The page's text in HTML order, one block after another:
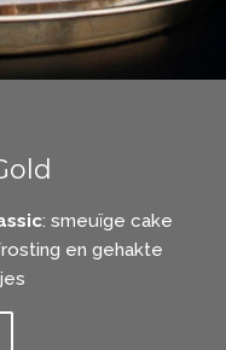
: smeuïge cake
en gehakte